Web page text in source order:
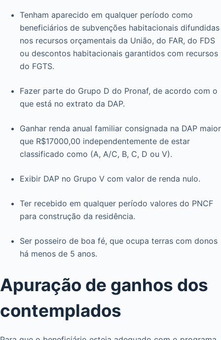
Tenham aparecido em qualquer período como
beneficiários de subvenções habitacionais difundidas
nos recursos orçamentais da União, do FAR, do FDS
ou descontos habitacionais garantidos com recursos
do FGTS.
Fazer parte do Grupo D do Pronaf, de acordo com o
que está no extrato da DAP.
Ganhar renda anual familiar consignada na DAP maior
que R$17000,00 independentemente de estar
classificado como (A, A/C, B, C, D ou V).
Exibir DAP no Grupo V com valor de renda nulo.
Ter recebido em qualquer período valores do PNCF
para construção da residência.
Ser posseiro de boa fé, que ocupa terras com donos
há menos de 5 anos.
Apuração de ganhos dos
contemplados